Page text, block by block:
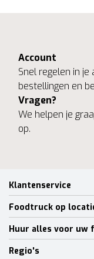
Account
Snel regelen in
bestellingen en
Vragen?
We helpen je
op.
Klantenservice
Foodtruck op
Huur alles voor uw
Regio's